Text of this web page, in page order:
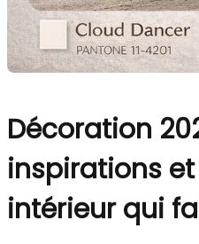
Décoration
inspirations
intérieur qui